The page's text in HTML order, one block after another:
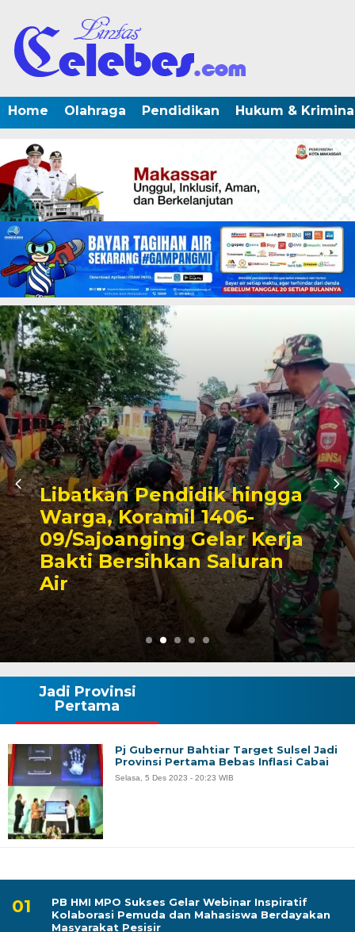
Home Olahraga Pendidikan Hukum &
Triwulan II 2026,
Pendapatan Makassar
Capai 49 Persen, Surplus
Rp130 Miliar
PB HMI MPO Sukses Gelar Webinar Inspiratif
Kolaborasi Pemuda dan Mahasiswa Berdayakan
Masyarakat Pesisir
Jadi Provinsi
Pertama
Pj Gubernur Bahtiar Target Sulsel Jadi
Provinsi Pertama Bebas Inflasi Cabai
Selasa, 5 Des 2023 - 20:23 WIB